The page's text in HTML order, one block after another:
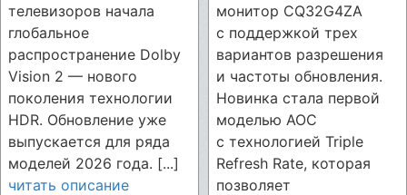
телевизоров начала
глобальное
распространение Dolby
Vision 2 — нового
поколения технологии
HDR. Обновление уже
выпускается для ряда
моделей 2026 года. [...]
читать описание
монитор CQ32G4ZA
с поддержкой трех
вариантов разрешения
и частоты обновления.
Новинка стала первой
моделью AOC
с технологией Triple
Refresh Rate, которая
позволяет